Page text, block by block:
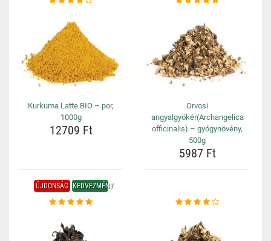
Kurkuma Latte BIO – por,
1000g
12709 Ft
Orvosi
angyalgyökér(Archangelica
officinalis) – gyógynövény,
500g
5987 Ft
ÚJDONSÁG KEDVEZMÉNY